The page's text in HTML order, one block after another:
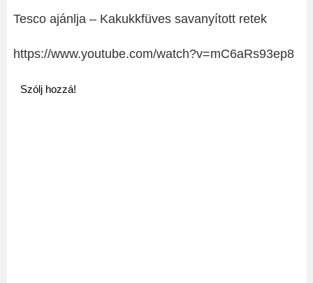
Tesco ajánlja – Kakukkfüves savanyított retek
https://www.youtube.com/watch?v=mC6aRs93ep8
Szólj hozzá!